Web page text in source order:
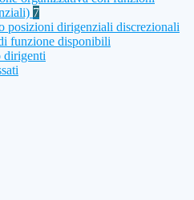
7
posizioni dirigenziali discrezionali
funzione disponibili
dirigenti